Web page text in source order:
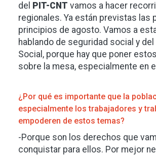
del
PIT-CNT vamos a hacer
regionales. Ya están previstas las
principios de agosto. Vamos a
hablando de seguridad social y del
Social, porque hay que poner
sobre la mesa, especialmente en
¿Por qué es importante que la
especialmente los trabajadores y
empoderen de estos temas?
-Porque son los derechos que
conquistar para ellos. Por mejor